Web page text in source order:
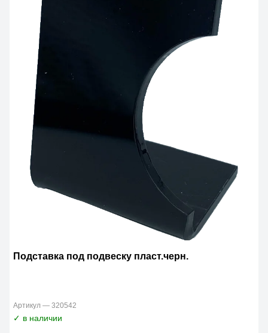
Подставка под подвеску пласт.черн.
Артикул — 320542
✓ в наличии